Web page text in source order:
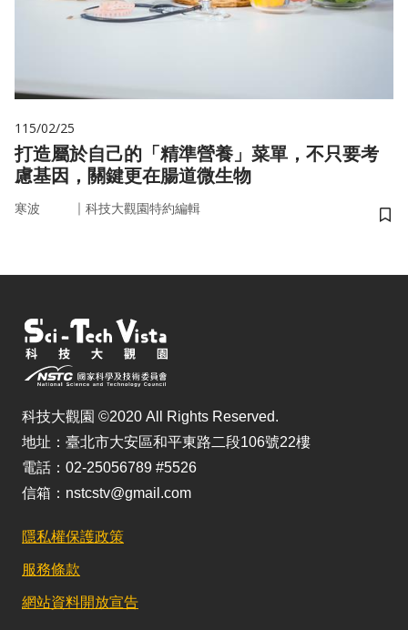
115/02/25
打造屬於自己的「精準營養」菜單，不只要考
慮基因，關鍵更在腸道微生物
寒波 ｜ 科技大觀園特約編輯
儲
科技大觀園 ©2020 All Rights Reserved.
地址：臺北市大安區和平東路二段106號22樓
電話：02-25056789 #5526
信箱：nstcstv@gmail.com
隱私權保護政策
服務條款
網站資料開放宣告